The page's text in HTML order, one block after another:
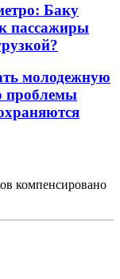
Баку
пассажиры
молодежную
проблемы
компенсировано